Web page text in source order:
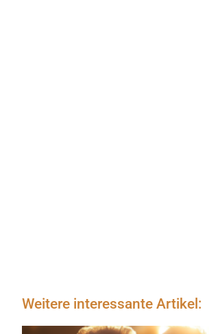
Weitere interessante Artikel: